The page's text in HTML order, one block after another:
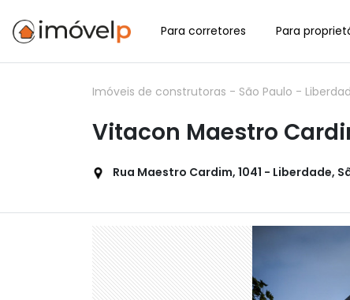
Para corretores Para
Imóveis de construtoras - São Paulo -
Vitacon Maestro
Rua Maestro Cardim, 1041 - Liberdade,